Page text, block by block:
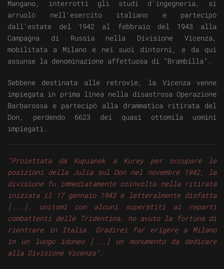
Mangano, interrotti gli studi d'ingegneria, si
arruolò nell'esercito italiano e partecipò
dall'estate del 1942 al febbraio del 1943 alla
Campagna di Russia nella Divisione Vicenza,
mobilitata a Milano e nei suoi dintorni, e da qui
assunse la denominazione affettuosa di “Brambilla”.
Sebbene destinata alle retrovie, la Vicenza venne
impiegata in prima linea nella disastrosa Operazione
Barbarossa e partecipò alla drammatica ritirata del
Don, perdendo 6623 dei quasi ottomila uomini
impiegati.
"Proiettata da Kupiansk a Kurey per occupare le
posizioni della Julia sul Don nel novembre 1942, la
divisione fu immediatamente coinvolta nella ritirata
iniziata il 17 gennaio 1943 e letteralmente disfatta
[...]. unitomi con alcuni superstiti ai reparti
combattenti delle Tridentina, ho avuto la fortuna di
rientrare in Italia. Gradirei far erigere a Milano
in un luogo idoneo [...] un monumento da dedicare
alla Divisione Vicenza”.